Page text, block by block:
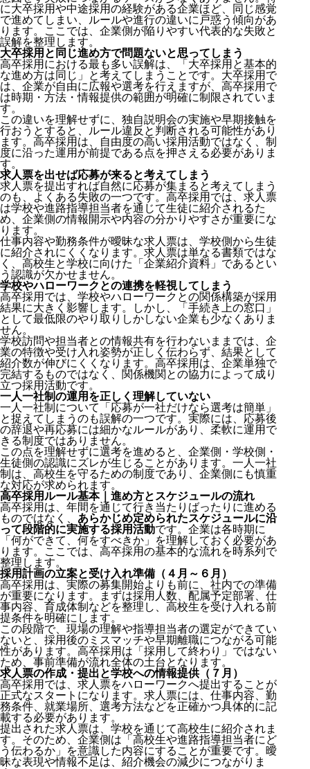
に大卒採用や中途採用の経験がある企業ほど、同じ感覚
で進めてしまい、ルールや進行の違いに戸惑う傾向があ
ります。ここでは、企業側が陥りやすい代表的な失敗と
誤解を整理します。
大卒採用と同じ進め方で問題ないと思ってしまう
高卒採用における最も多い誤解は、「大卒採用と基本的
な進め方は同じ」と考えてしまうことです。大卒採用で
は、企業が自由に広報や選考を行えますが、高卒採用で
は時期・方法・情報提供の範囲が明確に制限されていま
す。
この違いを理解せずに、独自説明会の実施や早期接触を
行おうとすると、ルール違反と判断される可能性があり
ます。高卒採用は、自由度の高い採用活動ではなく、制
度に沿った運用が前提である点を押さえる必要がありま
す。
求人票を出せば応募が来ると考えてしまう
求人票を提出すれば自然に応募が集まると考えてしまう
のも、よくある失敗の一つです。高卒採用では、求人票
は学校や進路指導担当者を通じて生徒に紹介されるた
め、企業側の情報開示や内容の分かりやすさが重要にな
ります。
仕事内容や勤務条件が曖昧な求人票は、学校側から生徒
に紹介されにくくなります。求人票は単なる書類ではな
く、高校生と学校に向けた「企業紹介資料」であるとい
う認識が欠かせません。
学校やハローワークとの連携を軽視してしまう
高卒採用では、学校やハローワークとの関係構築が採用
結果に大きく影響します。しかし、「手続き上の窓口」
として最低限のやり取りしかしない企業も少なくありま
せん。
学校訪問や担当者との情報共有を行わないままでは、企
業の特徴や受け入れ姿勢が正しく伝わらず、結果として
紹介数が伸びにくくなります。高卒採用は、企業単独で
完結するものではなく、関係機関との協力によって成り
立つ採用活動です。
一人一社制の運用を正しく理解していない
一人一社制 について「応募が一社だけなら選考は簡単」
と捉えてしまうのも誤解の一つです。実際には、応募後
の辞退や再応募には細かなルールがあり、柔軟に運用で
きる制度ではありません。
この点を理解せずに選考を進めると、企業側・学校側・
生徒側の認識にズレが生じることがあります。一人一社
制は、高校生を守るための制度であり、企業側にも慎重
な対応が求められます。
高卒採用ルール基本｜進め方とスケジュールの流れ
高卒採用は、年間を通じて行き当たりばったりに進める
ものではなく、 あらかじめ定められたスケジュールに沿
って段階的に実施する採用活動です。企業は各時期に
「何ができて、何をすべきか」を理解しておく必要があ
ります。ここでは、高卒採用の基本的な流れを時系列で
整理します。
採用計画の立案と受け入れ準備（４月～６月）
高卒採用は、実際の募集開始よりも前に、社内での準備
が重要になります。まずは採用人数、配属予定部署、仕
事内容、育成体制などを整理し、高校生を受け入れる前
提条件を明確にします。
この段階で、現場の理解や指導担当者の選定ができてい
ないと、採用後のミスマッチや早期離職につながる可能
性があります。高卒採用は「採用して終わり」ではない
ため、事前準備が流れ全体の土台となります。
求人票の作成・提出と学校への情報提供（７月）
高卒採用では、求人票をハローワークへ提出することが
正式なスタートになります。求人票には、仕事内容、勤
務条件、就業場所、選考方法などを正確かつ具体的に記
載する必要があります。
提出された求人票は、学校を通じて高校生に紹介されま
す。そのため、企業側は「高校生や進路指導担当者にど
う伝わるか」を意識した内容にすることが重要です。曖
昧な表現や情報不足は、紹介機会の減少につながりま